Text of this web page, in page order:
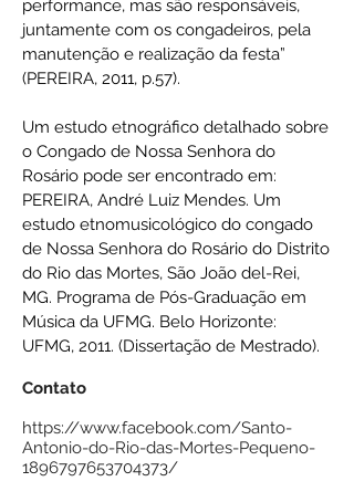
performance, mas são responsáveis,
juntamente com os congadeiros, pela
manutenção e realização da festa”
(PEREIRA, 2011, p.57).
Um estudo etnográfico detalhado sobre
o Congado de Nossa Senhora do
Rosário pode ser encontrado em:
PEREIRA, André Luiz Mendes. Um
estudo etnomusicológico do congado
de Nossa Senhora do Rosário do Distrito
do Rio das Mortes, São João del-Rei,
MG. Programa de Pós-Graduação em
Música da UFMG. Belo Horizonte:
UFMG, 2011. (Dissertação de Mestrado).
Contato
https://www.facebook.com/Santo-
Antonio-do-Rio-das-Mortes-Pequeno-
1896797653704373/